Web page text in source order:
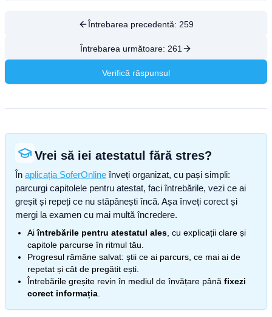
Întrebarea precedentă: 259
Întrebarea următoare: 261
Verifică răspunsul
Vrei să iei atestatul fără stres?
În aplicația SoferOnline înveți organizat, cu pași simpli:
parcurgi capitolele pentru atestat, faci întrebările, vezi ce ai
greșit și repeți ce nu stăpânești încă. Așa înveți corect și
mergi la examen cu mai multă încredere.
Aiîntrebările pentru atestatul ales , cu explicații clare și
capitole parcurse în ritmul tău.
Progresul rămâne salvat: știi ce ai parcurs, ce mai ai de
repetat și cât de pregătit ești.
Întrebările greșite revin în mediul de învățare până fixezi
corect informația